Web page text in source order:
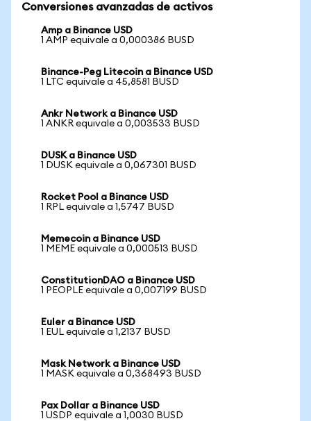
Conversiones avanzadas de activos
Amp a Binance USD
1 AMP equivale a 0,000386 BUSD
Binance-Peg Litecoin a Binance USD
1 LTC equivale a 45,8581 BUSD
Ankr Network a Binance USD
1 ANKR equivale a 0,003533 BUSD
DUSK a Binance USD
1 DUSK equivale a 0,067301 BUSD
Rocket Pool a Binance USD
1 RPL equivale a 1,5747 BUSD
Memecoin a Binance USD
1 MEME equivale a 0,000513 BUSD
ConstitutionDAO a Binance USD
1 PEOPLE equivale a 0,007199 BUSD
Euler a Binance USD
1 EUL equivale a 1,2137 BUSD
Mask Network a Binance USD
1 MASK equivale a 0,368493 BUSD
Pax Dollar a Binance USD
1 USDP equivale a 1,0030 BUSD